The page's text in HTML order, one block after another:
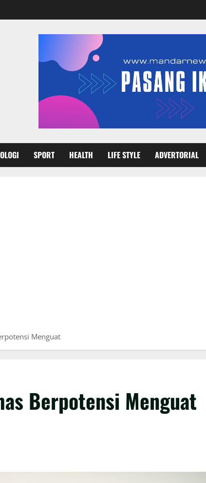
SPORT HEALTH LIFE STYLE ADVERTORIAL
Menguat
Berpotensi Menguat